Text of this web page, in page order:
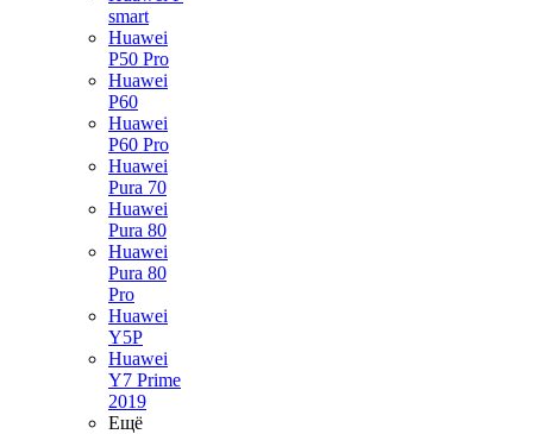
smart
Huawei
P50 Pro
Huawei
P60
Huawei
P60 Pro
Huawei
Pura 70
Huawei
Pura 80
Huawei
Pura 80
Pro
Huawei
Y5P
Huawei
Y7 Prime
2019
Ещё